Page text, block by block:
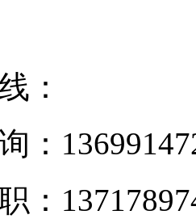
：
：
：